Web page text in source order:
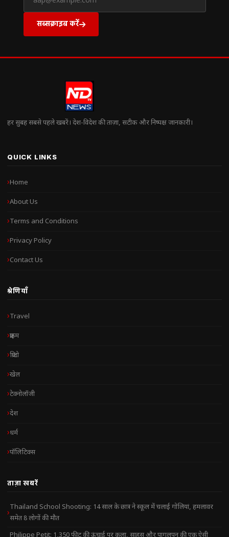
सब्सक्राइब करें
हर सुबह सबसे पहले खबरें। देश-विदेश की ताज़ा, सटीक और निष्पक्ष जानकारी।
QUICK LINKS
Home
About Us
Terms and Conditions
Privacy Policy
Contact Us
श्रेणियाँ
Travel
क्राइम
क्रिप्टो
खेल
टेक्नोलॉजी
देश
धर्म
पॉलिटिक्स
ताज़ा खबरें
Thailand School Shooting: 14 साल के छात्र ने स्कूल में चलाई गोलियां, हमलावर
समेत 8 लोगों की मौत